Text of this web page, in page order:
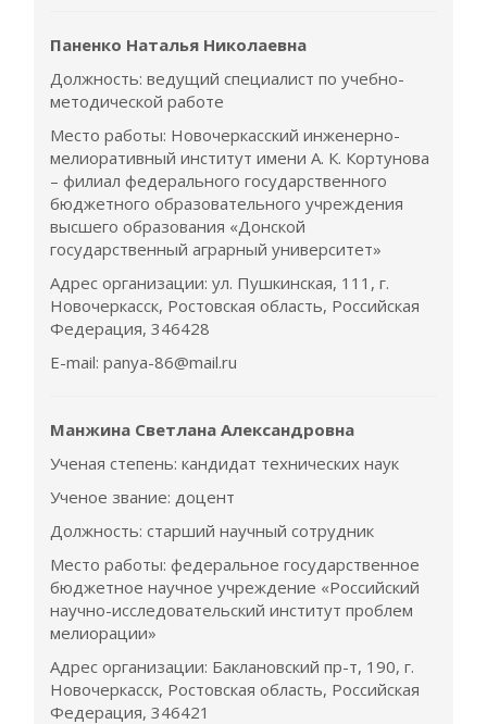
Паненко Наталья Николаевна
Должность: ведущий специалист по учебно-
методической работе
Место работы: Новочеркасский инженерно-
мелиоративный институт имени А. К. Кортунова
– филиал федерального государственного
бюджетного образовательного учреждения
высшего образования «Донской
государственный аграрный университет»
Адрес организации: ул. Пушкинская, 111, г.
Новочеркасск, Ростовская область, Российская
Федерация, 346428
E-mail: panya-86@mail.ru
Манжина Светлана Александровна
Ученая степень: кандидат технических наук
Ученое звание: доцент
Должность: старший научный сотрудник
Место работы: федеральное государственное
бюджетное научное учреждение «Российский
научно-исследовательский институт проблем
мелиорации»
Адрес организации: Баклановский пр-т, 190, г.
Новочеркасск, Ростовская область, Российская
Федерация, 346421